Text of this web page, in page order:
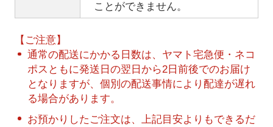
ことができません。
【ご注意】
通常の配送にかかる日数は、ヤマト宅急便・ネコ
ポスともに発送日の翌日から2日前後でのお届け
となりますが、個別の配送事情により配達が遅れ
る場合があります。
お預かりしたご注文は、上記目安よりもできるだ